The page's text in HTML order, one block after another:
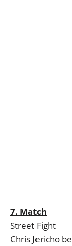
7. Match
Street Fight
Chris Jericho